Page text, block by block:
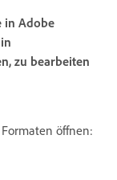
in Adobe
zu bearbeiten
öffnen: